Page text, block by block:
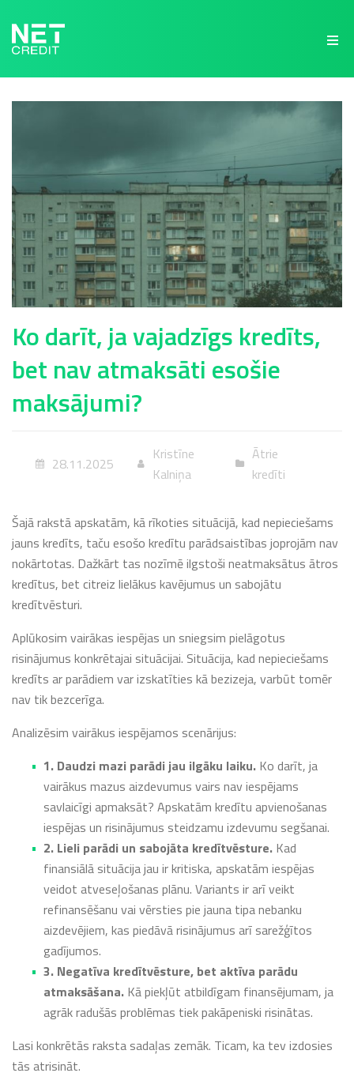
NetCredit.lv
Ko darīt, ja vajadzīgs kredīts,
bet nav atmaksāti esošie
maksājumi?
28.11.2025
Kristīne
Kalniņa
Ātrie
kredīti
Šajā rakstā apskatām, kā rīkoties situācijā, kad nepieciešams
jauns kredīts, taču esošo kredītu parādsaistības joprojām nav
nokārtotas. Dažkārt tas nozīmē ilgstoši neatmaksātus ātros
kredītus, bet citreiz lielākus kavējumus un sabojātu
kredītvēsturi.
Aplūkosim vairākas iespējas un sniegsim pielāgotus
risinājumus konkrētajai situācijai. Situācija, kad nepieciešams
kredīts ar parādiem var izskatīties kā bezizeja, varbūt tomēr
nav tik bezcerīga.
Analizēsim vairākus iespējamos scenārijus:
1. Daudzi mazi parādi jau ilgāku laiku. Ko darīt, ja
vairākus mazus aizdevumus vairs nav iespējams
savlaicīgi apmaksāt? Apskatām kredītu apvienošanas
iespējas un risinājumus steidzamu izdevumu segšanai.
2. Lieli parādi un sabojāta kredītvēsture. Kad
finansiālā situācija jau ir kritiska, apskatām iespējas
veidot atveseļošanas plānu. Variants ir arī veikt
refinansēšanu vai vērsties pie jauna tipa nebanku
aizdevējiem, kas piedāvā risinājumus arī sarežģītos
gadījumos.
3. Negatīva kredītvēsture, bet aktīva parādu
atmaksāšana. Kā piekļūt atbildīgam finansējumam, ja
agrāk radušās problēmas tiek pakāpeniski risinātas.
Lasi konkrētās raksta sadaļas zemāk. Ticam, ka tev izdosies
tās atrisināt.